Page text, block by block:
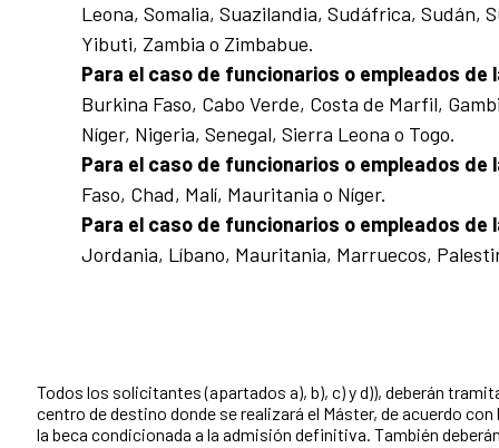
Leona, Somalia, Suazilandia, Sudáfrica, Sudán,
Yibuti, Zambia o Zimbabue.
Para el caso de funcionarios o empleados de
Burkina Faso, Cabo Verde, Costa de Marfil,
Níger, Nigeria, Senegal, Sierra Leona o Togo.
Para el caso de funcionarios o empleados de
Faso, Chad, Malí, Mauritania o Níger.
Para el caso de funcionarios o empleados de
Jordania, Líbano, Mauritania, Marruecos,
Todos los solicitantes (apartados a), b), c) y d)), deberán
centro de destino donde se realizará el Máster, de acuerdo
la beca condicionada a la admisión definitiva. También